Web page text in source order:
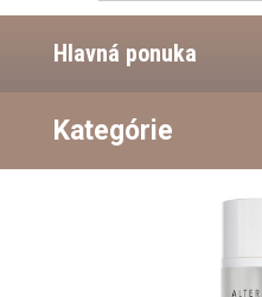
Hlavná ponuka
Kategórie